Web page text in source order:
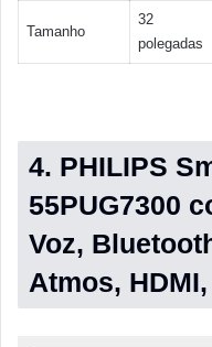
Tamanho
32
polegadas
4. PHILIPS
55PUG7300
Voz,
Atmos,